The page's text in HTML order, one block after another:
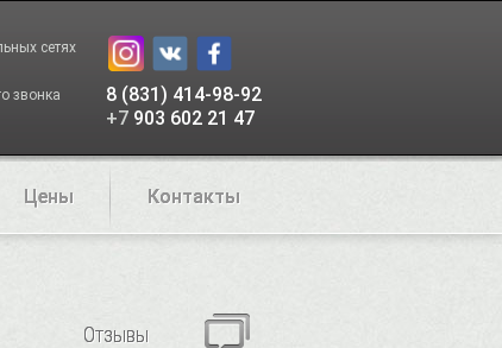
сетях
звонка
8 (831) 414-98-92
+7 903 602 21 47
Цены Контакты
Отзывы